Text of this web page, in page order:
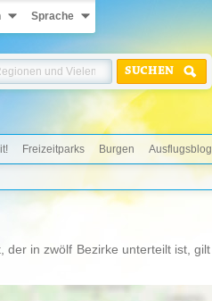
Sprache
SUCHEN
Freizeitparks Burgen Ausflugsblog
der in zwölf Bezirke unterteilt ist, gilt